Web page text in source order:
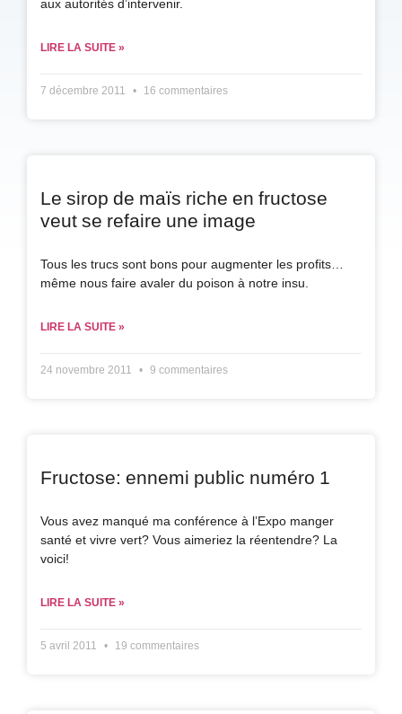
LIRE LA SUITE »
7 décembre 2011 16 commentaires
Le sirop de maïs riche en fructose
veut se refaire une image
Tous les trucs sont bons pour augmenter les profits…
même nous faire avaler du poison à notre insu.
LIRE LA SUITE »
24 novembre 2011 9 commentaires
Fructose: ennemi public numéro 1
Vous avez manqué ma conférence à l’Expo manger
santé et vivre vert? Vous aimeriez la réentendre? La
voici!
LIRE LA SUITE »
5 avril 2011 19 commentaires